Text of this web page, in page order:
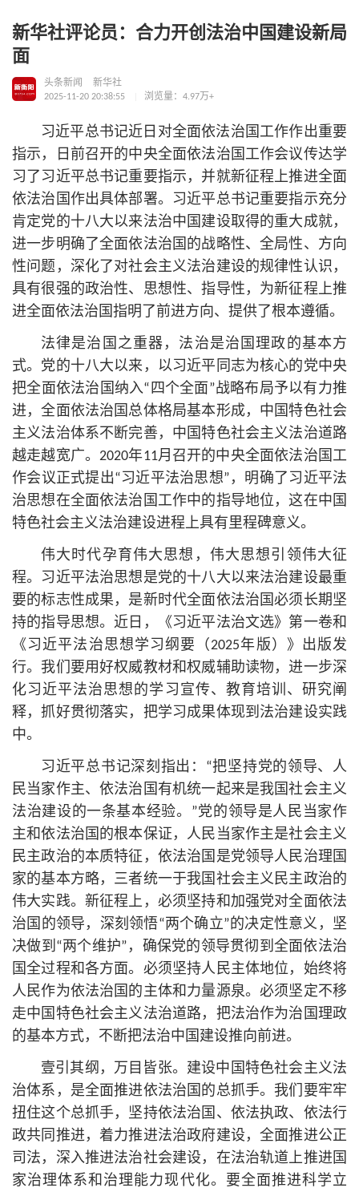
新华社评论员：合力开创法治中国建设新局
面
头条新闻
新华社
2025-11-20 20:38:55
浏览量：4.97万+
习近平总书记近日对全面依法治国工作作出重要
指示，日前召开的中央全面依法治国工作会议传达学
习了习近平总书记重要指示，并就新征程上推进全面
依法治国作出具体部署。习近平总书记重要指示充分
肯定党的十八大以来法治中国建设取得的重大成就，
进一步明确了全面依法治国的战略性、全局性、方向
性问题，深化了对社会主义法治建设的规律性认识，
具有很强的政治性、思想性、指导性，为新征程上推
进全面依法治国指明了前进方向、提供了根本遵循。
法律是治国之重器，法治是治国理政的基本方
式。党的十八大以来，以习近平 同志为核心的党中央
把全面依法治国纳入“四个全面”战略布局予以有力推
进，全面依法治国总体格局基本形成，中国特色社会
主义法治体系不断完善，中国特色社会主义法治道路
越走越宽广。2020年11月召开的中央全面依法治国工
作会议正式提出“习近平法治思想”，明确了习近平法
治思想在全面依法治国工作中的指导地位，这在中国
特色社会主义法治建设进程上具有里程碑意义。
伟大时代孕育伟大思想，伟大思想引领伟大征
程。习近平法治思想是党的十八大以来法治建设最重
要的标志性成果，是新时代全面依法治国必须长期坚
持的指导思想。近日，《习近平法治文选》第一卷和
《习近平法治思想学习纲要（2025年版）》出版发
行。我们要用好权威教材和权威辅助读物，进一步深
化习近平法治思想的学习宣传、教育培训、研究阐
释，抓好贯彻落实，把学习成果体现到法治建设实践
中。
习近平总书记深刻指出：“把坚持党的领导、人
民当家作主、依法治国有机统一起来是我国社会主义
法治建设的一条基本经验。”党的领导是人民当家作
主和依法治国的根本保证，人民当家作主是社会主义
民主政治的本质特征，依法治国是党领导人民治理国
家的基本方略，三者统一于我国社会主义民主政治的
伟大实践。新征程上，必须坚持和加强党对全面依法
治国的领导，深刻领悟“两个确立”的决定性意义，坚
决做到“两个维护”，确保党的领导贯彻到全面依法治
国全过程和各方面。必须坚持人民主体地位，始终将
人民作为依法治国的主体和力量源泉。必须坚定不移
走中国特色社会主义法治道路，把法治作为治国理政
的基本方式，不断把法治中国建设推向前进。
壹引其纲，万目皆张。建设中国特色社会主义法
治体系，是全面推进依法治国的总抓手。我们要牢牢
扭住这个总抓手，坚持依法治国、依法执政、依法行
政共同推进，着力推进法治政府建设，全面推进公正
司法，深入推进法治社会建设，在法治轨道上推进国
家治理体系和治理能力现代化。要全面推进科学立